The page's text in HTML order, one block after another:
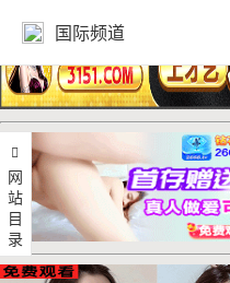
国际频道
网站目录